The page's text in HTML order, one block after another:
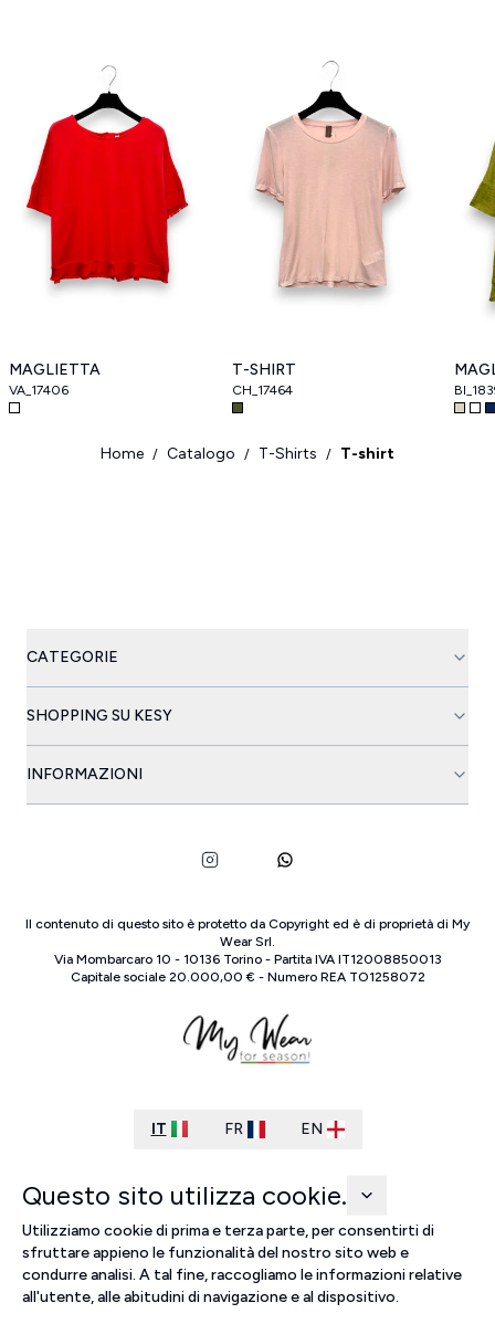
MAGLIETTA
VA_17406
T-SHIRT
CH_17464
Home / Catalogo / T-Shirts / T-shirt
CATEGORIE
SHOPPING SU KESY
INFORMAZIONI
Il contenuto di questo sito è protetto da Copyright ed è di proprietà di My
Wear Srl.
Via Mombarcaro 10 - 10136 Torino- Partita IVA IT12008850013
Capitale sociale 20.000,00 € - Numero REA TO1258072
IT FR EN
Questo sito utilizza cookie.
Utilizziamo cookie di prima e terza parte, per consentirti di
sfruttare appieno le funzionalità del nostro sito web e
condurre analisi. A tal fine, raccogliamo le informazioni relative
all'utente, alle abitudini di navigazione e al dispositivo.